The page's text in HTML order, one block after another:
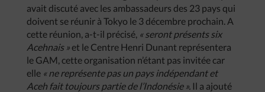
avait discuté avec les ambassadeurs des 23 pays qui
doivent se réunir à Tokyo le 3 décembre prochain. A
cette réunion, a-t-il précisé, « seront présents six
Acehnais » et le Centre Henri Dunant représentera
le GAM, cette organisation n’étant pas invitée car
elle « ne représente pas un pays indépendant et
Aceh fait toujours partie de l’Indonésie ». Il a ajouté